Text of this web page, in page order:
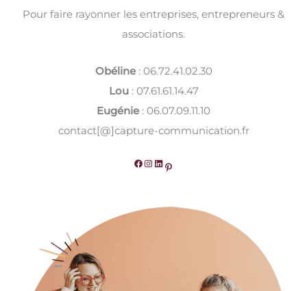
Pour faire rayonner les entreprises, entrepreneurs &
associations.
Obéline: 06.72.41.02.30
Lou: 07.61.61.14.47
Eugénie : 06.07.09.11.10
contact[@]capture-communication.fr
Facebook Instagram LinkedIn Pinterest